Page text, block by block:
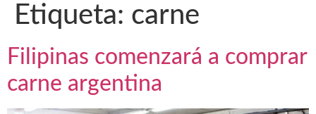
Etiqueta: carne
Filipinas comenzará a comprar
carne argentina